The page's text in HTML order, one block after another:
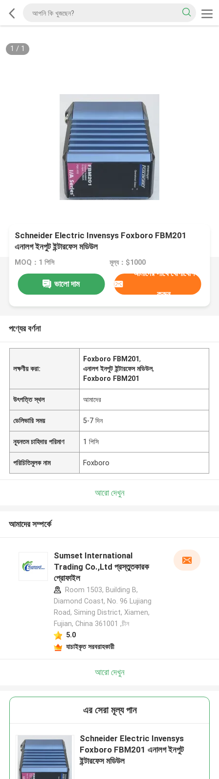
1 / 1
Schneider Electric Invensys Foxboro FBM201
এনালগ ইনপুট ইন্টারফেস মডিউল
MOQ：1 পিসি মূল্য：$1000
ভালো দাম
আমাদের সাথে যোগাযোগ
করুন
পণ্যের বর্ণনা
লক্ষণীয় করা:
Foxboro FBM201,
এনালগ ইনপুট ইন্টারফেস মডিউল,
Foxboro FBM201
উৎপত্তি স্থল আমাদের
ডেলিভারি সময় 5-7 দিন
ন্যূনতম চাহিদার পরিমাণ 1 পিসি
পরিচিতিমুলক নাম Foxboro
আরো দেখুন
আমাদের সম্পর্কে
Sumset International
Trading Co.,Ltd প্রস্তুতকারক
প্রোফাইল
Room 1503, Building B,
Diamond Coast, No. 96 Lujiang
Road, Siming District, Xiamen,
Fujian, China 361001 ,চীন
5.0
যাচাইকৃত সরবরাহকারী
আরো দেখুন
এর সেরা মূল্য পান
Schneider Electric Invensys
Foxboro FBM201 এনালগ ইনপুট
ইন্টারফেস মডিউল